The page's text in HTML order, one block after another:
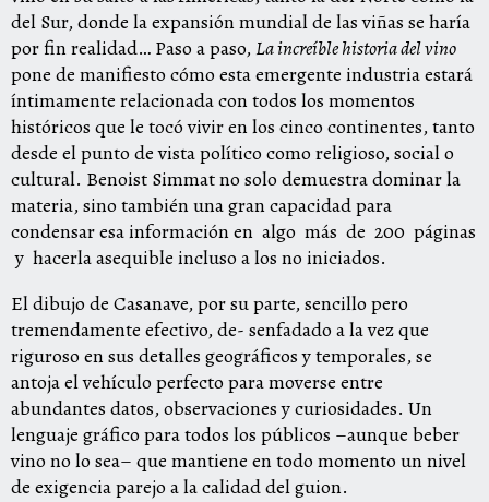
del Sur, donde la expansión mundial de las viñas se haría
por fin realidad… Paso a paso,La increíble historia del vino
pone de manifiesto cómo esta emergente industria estará
íntimamente relacionada con todos los momentos
históricos que le tocó vivir en los cinco continentes, tanto
desde el punto de vista político como religioso, social o
cultural. Benoist Simmat no solo demuestra dominar la
materia, sino también una gran capacidad para
condensar esa información en algo más de 200 páginas
y hacerla asequible incluso a los no iniciados.
El dibujo de Casanave, por su parte, sencillo pero
tremendamente efectivo, de- senfadado a la vez que
riguroso en sus detalles geográficos y temporales, se
antoja el vehículo perfecto para moverse entre
abundantes datos, observaciones y curiosidades. Un
lenguaje gráfico para todos los públicos –aunque beber
vino no lo sea– que mantiene en todo momento un nivel
de exigencia parejo a la calidad del guion.